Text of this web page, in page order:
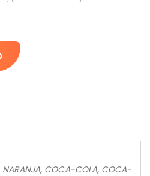
NARANJA, COCA-COLA, COCA-